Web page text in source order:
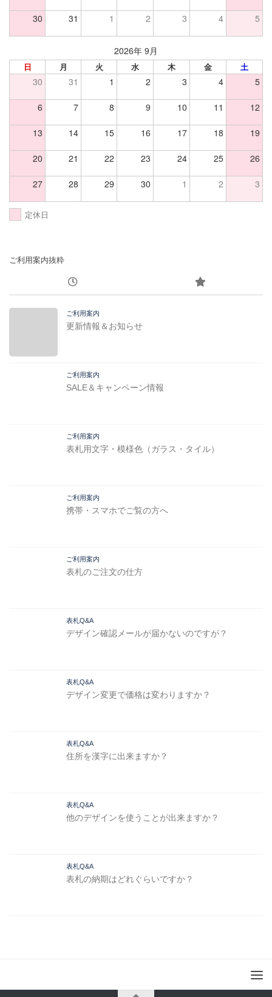
30 31 1 2 3 4 5
2026年 9月
日 月 火 水 木 金 土
30 31 1 2 3 4 5
6 7 8 9 10 11 12
13 14 15 16 17 18 19
20 21 22 23 24 25 26
27 28 29 30 1 2 3
定休日
ご利用案内抜粋
ご利用案内
更新情報＆お知らせ
ご利用案内
SALE＆キャンペーン情報
ご利用案内
表札用文字・模様色（ガラス・タイル）
ご利用案内
携帯・スマホでご覧の方へ
ご利用案内
表札のご注文の仕方
表札Q&A
デザイン確認メールが届かないのですが？
表札Q&A
デザイン変更で価格は変わりますか？
表札Q&A
住所を漢字に出来ますか？
表札Q&A
他のデザインを使うことが出来ますか？
表札Q&A
表札の納期はどれぐらいですか？